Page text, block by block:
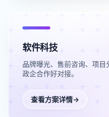
软件科技
品牌曝光、售前咨询、项目
政企合作好对接。
查看方案详情→